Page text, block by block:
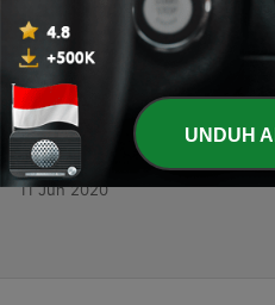
2 Saatlik Yagmur Sesi
11 Jun 2020
2 - 1 Saatlik Yagmur Sesi Ciftlik
11 Jun 2020
1 - 30 Dakikalik Yagmur Sesi
11 Jun 2020
UNDUH